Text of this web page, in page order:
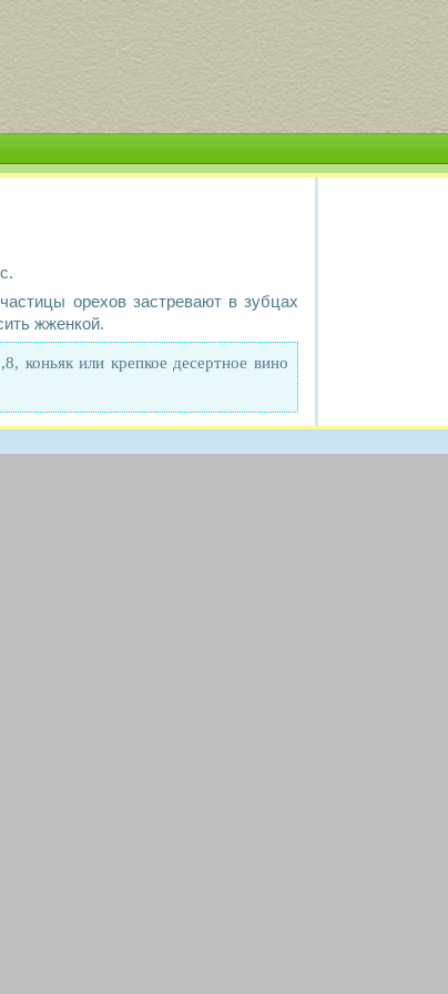
орехов застревают в зубцах
жженкой.
коньяк или крепкое десертное вино